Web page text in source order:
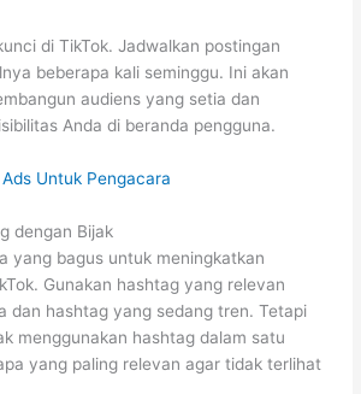
di TikTok. Jadwalkan postingan
beberapa kali seminggu. Ini akan
audiens yang setia dan
Anda di beranda pengguna.
Untuk Pengacara
dengan Bijak
yang bagus untuk meningkatkan
Gunakan hashtag yang relevan
dan hashtag yang sedang tren. Tetapi
menggunakan hashtag dalam satu
yang paling relevan agar tidak terlihat